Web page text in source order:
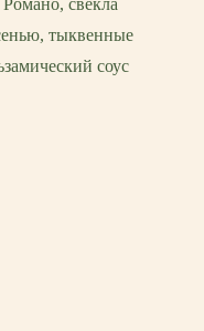
свёкла
тыквенные
соус